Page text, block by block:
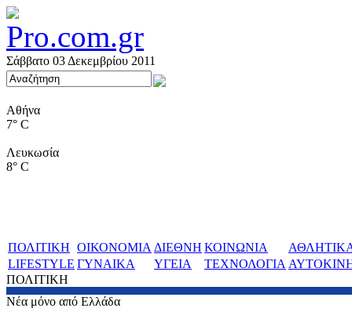
Σάββατο 03 Δεκεμβρίου 2011
Αθήνα
7° C
Λευκωσία
8° C
ΠΟΛΙΤΙΚΗ ΟΙΚΟΝΟΜΙΑ ΔΙΕΘΝΗ ΚΟΙΝΩΝΙΑ
LIFESTYLE ΓΥΝΑΙΚΑ ΥΓΕΙΑ ΤΕΧΝΟΛΟΓΙΑ
ΠΟΛΙΤΙΚΗ
Νέα μόνο από Ελλάδα